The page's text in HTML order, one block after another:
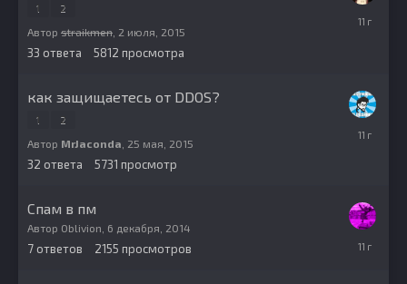
1 2
Автор straikmen 2 июля, 2015
33 ответа 5812 просмотра
июля,
как защищаетесь от DDOS?
1 2
Автор MrJaconda 25 мая, 2015
32 ответа 5731 просмотр
июня,
Спам в пм
Автор Oblivion 6 декабря, 2014
7 ответов 2155 просмотров
июня,